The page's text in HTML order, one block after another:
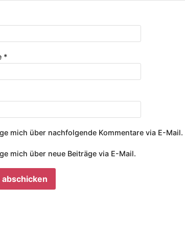
*
mich über nachfolgende Kommentare via E-Mail.
mich über neue Beiträge via E-Mail.